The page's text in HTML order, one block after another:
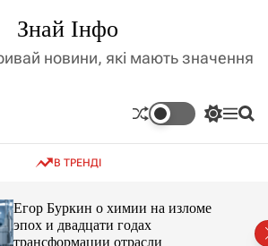
Знай Інфо
новини, які мають значення
П
к
М П
В ТРЕНДІ
Егор Буркин о химии на изломе
эпох и двадцати годах
трансформации отрасли